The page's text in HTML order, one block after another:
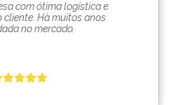
com ótima logística e
cliente. Hà muitos anos
no mercado.